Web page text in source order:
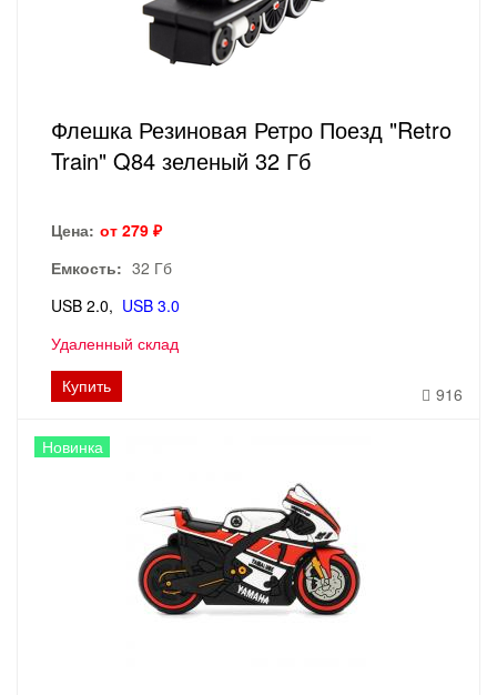
Флешка Резиновая Ретро Поезд "Retro
Train" Q84 зеленый 32 Гб
Цена: от 279 ₽
Емкость: 32 Гб
USB 2.0
USB 3.0
Удаленный склад
Купить
916
Новинка